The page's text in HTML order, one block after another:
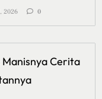
2026 0
Cerita